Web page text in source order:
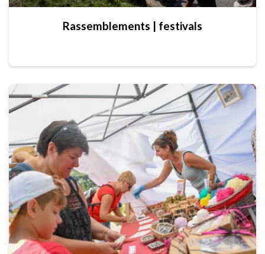
Rassemblements | festivals